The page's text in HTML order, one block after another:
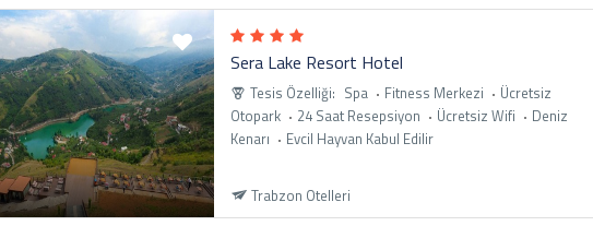
Sera Lake Resort Hotel
Tesis Özelliği: Spa Fitness Merkezi
Ücretsiz
Otopark
24 Saat Resepsiyon Ücretsiz Wifi
Deniz
Kenarı
Evcil Hayvan Kabul Edilir
Trabzon Otelleri